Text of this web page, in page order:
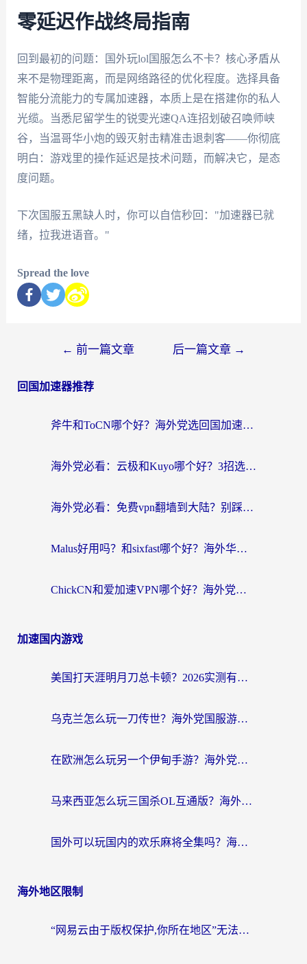
零延迟作战终局指南
回到最初的问题：国外玩lol国服怎么不卡？核心矛盾从
来不是物理距离，而是网络路径的优化程度。选择具备
智能分流能力的专属加速器，本质上是在搭建你的私人
光缆。当悉尼留学生的锐雯光速QA连招划破召唤师峡
谷，当温哥华小炮的毁灭射击精准击退刺客——你彻底
明白：游戏里的操作延迟是技术问题，而解决它，是态
度问题。
下次国服五黑缺人时，你可以自信秒回："加速器已就
绪，拉我进语音。"
Spread the love
← 前一篇文章 后一篇文章 →
回国加速器推荐
斧牛和ToCN哪个好？海外党选回国加速器的避坑指南（附免费工具推荐）
海外党必看：云极和Kuyo哪个好？3招选对回国加速器，无缝刷国内资源
海外党必看：免费vpn翻墙到大陆？别踩坑！教你选对回国加速器无缝追剧玩游戏
Malus好用吗？和sixfast哪个好？海外华人亲测3款热门回国加速器，附排名指南
ChickCN和爱加速VPN哪个好？海外党亲测3款回国加速器，这一款才是无缝访问国内资源的最优解
加速国内游戏
美国打天涯明月刀总卡顿？2026实测有效的加速器推荐（附跨平台使用技巧）
乌克兰怎么玩一刀传世？海外党国服游戏加速终极指南（附天下-异兽山海街头篮球实测）
在欧洲怎么玩另一个伊甸手游？海外党亲测有效的国服游戏加速指南
马来西亚怎么玩三国杀OL互通版？海外党必看的国服游戏加速器避坑指南
国外可以玩国内的欢乐麻将全集吗？海外党亲测有效的国服游戏加速指南
海外地区限制
“网易云由于版权保护,你所在地区”无法播放？海外党听国内音乐听书的加速器选择指南